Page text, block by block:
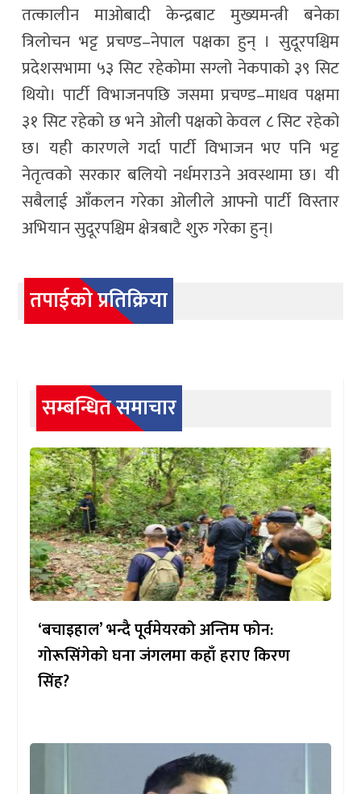
तत्कालीन माओबादी केन्द्रबाट मुख्यमन्त्री बनेका
त्रिलोचन भट्ट प्रचण्ड–नेपाल पक्षका हुन् । सुदूरपश्चिम
प्रदेशसभामा ५३ सिट रहेकोमा सग्लो नेकपाको ३९ सिट
थियो। पार्टी विभाजनपछि जसमा प्रचण्ड–माधव पक्षमा
३१ सिट रहेको छ भने ओली पक्षको केवल ८ सिट रहेको
छ। यही कारणले गर्दा पार्टी विभाजन भए पनि भट्ट
नेतृत्वको सरकार बलियो नर्धमराउने अवस्थामा छ। यी
सबैलाई आँकलन गरेका ओलीले आफ्नो पार्टी विस्तार
अभियान सुदूरपश्चिम क्षेत्रबाटै शुरु गरेका हुन्।
तपाईको प्रतिक्रिया
सम्बन्धित समाचार
‘बचाइहाल’ भन्दै पूर्वमेयरको अन्तिम फोन:
गोरूसिंगेको घना जंगलमा कहाँ हराए किरण
सिंह?